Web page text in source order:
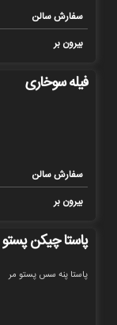
سفارش سالن
بیرون بر
فیله سوخاری
سفارش سالن
بیرون بر
پاستا چیکن پستو
پاستا پنه سس پستو مر